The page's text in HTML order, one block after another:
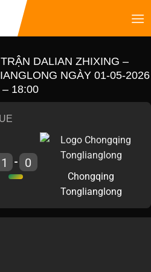
DALIAN ZHIXING –
NGÀY 01-05-2026
– 18:00
1 - 0
Chongqing
Tonglianglong